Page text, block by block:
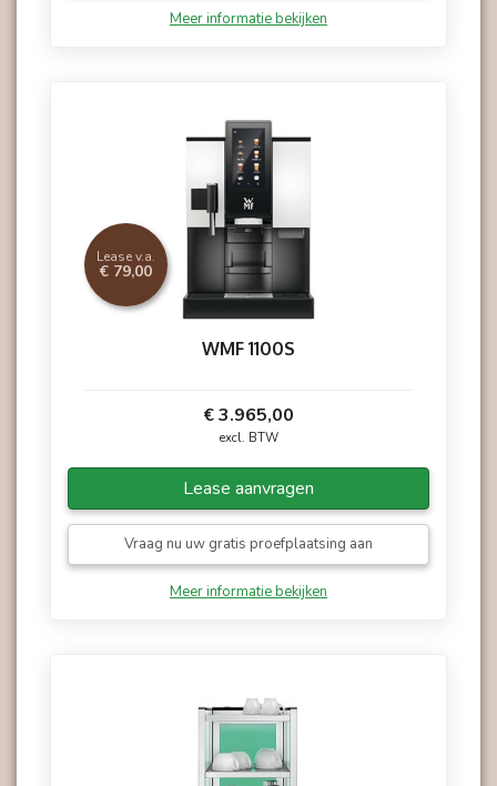
latte macchiatos en lattes, die worden bereid met
warme melk en warme melksc
Meer informatie bekijken
Lease v.a.
€ 79,00
WMF 1100S
€ 3.965,00
excl. BTW
Lease aanvragen
Vraag nu uw gratis proefplaatsing aan
Meer informatie bekijken